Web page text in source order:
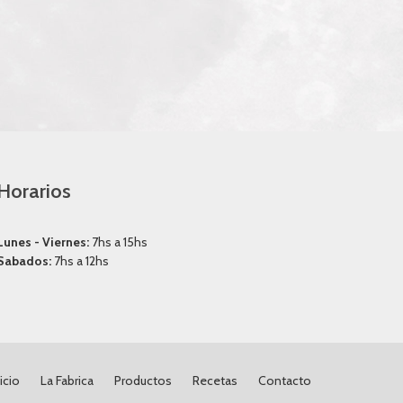
- Viernes: 7hs a 15hs
7hs a 12hs
La Fabrica Productos Recetas Contacto